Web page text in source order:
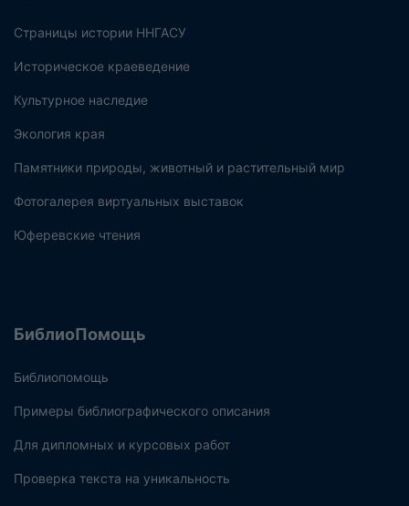
Страницы истории ННГАСУ
Историческое краеведение
Культурное наследие
Экология края
Памятники природы, животный и растительный мир
Фотогалерея виртуальных выставок
Юферевские чтения
БиблиоПомощь
Библиопомощь
Примеры библиографического описания
Для дипломных и курсовых работ
Проверка текста на уникальность